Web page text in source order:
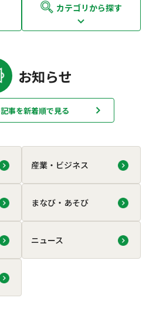
カテゴリから探す
お知らせ
事を新着順で見る
産業・ビジネス
まなび・あそび
ニュース